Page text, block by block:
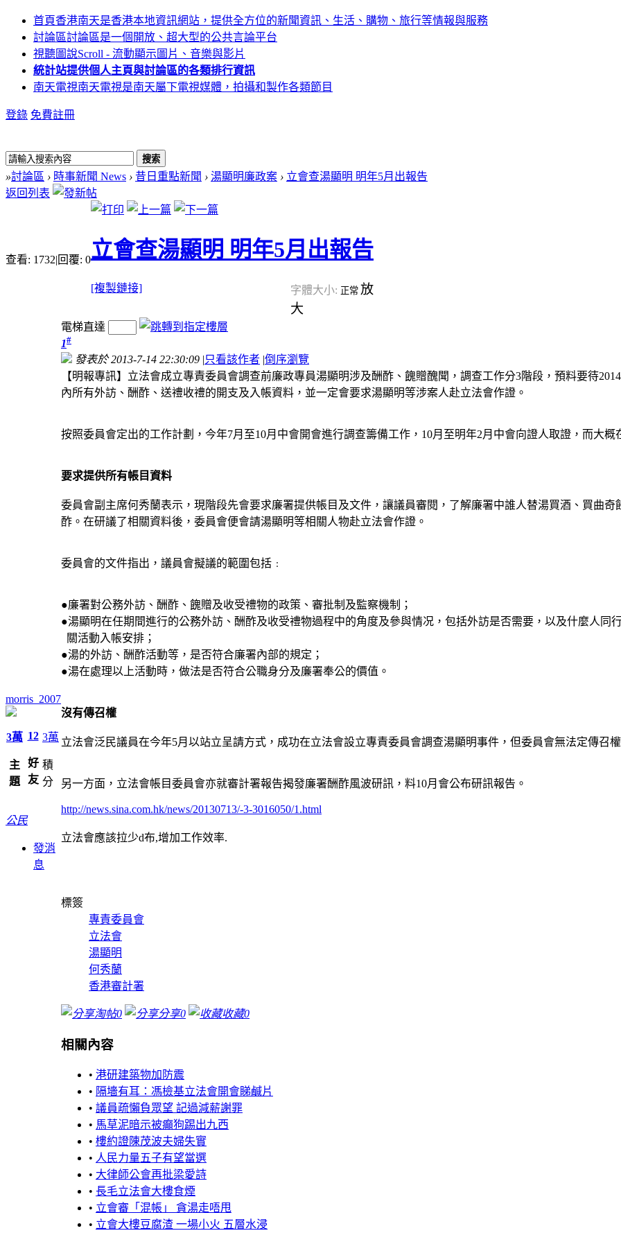
首頁香港南天是香港本地資訊網站，提供全方位的新聞資訊、生活、購物、旅行等情報與服務
討論區討論區是一個開放、超大型的公共言論平台
視聽圖說Scroll - 流動顯示圖片、音樂與影片
統計站提供個人主頁與討論區的各類排行資訊
南天電視南天電視是南天屬下電視媒體，拍攝和製作各類節目
登錄 免費註冊
搜索
»討論區 › 時事新聞 News › 昔日重點新聞 › 湯顯明廉政案 › 立會查湯顯明 明年5月出報告
返回列表
查看: 1732|回覆: 0立會查湯顯明 明年5月出報告
[複製鏈接] 字體大小: 正常 放
大
morris_2007
3萬
主
題
12
好
友
3萬
積
分
公民
發消
息
電梯直達
1#
發表於 2013-7-14 22:30:09 |只看該作者 |倒序瀏覽
【明報專訊】立法會成立專責委員會調查前廉政專員湯顯明涉及酬酢、餽贈醜聞，調查工作分3階段，預料要待
內所有外訪、酬酢、送禮收禮的開支及入帳資料，並一定會要求湯顯明等涉案人赴立法會作證。
按照委員會定出的工作計劃，今年7月至10月中會開會進行調查籌備工作，10月至明年2月中會向證人取證，而大概
要求提供所有帳目資料
委員會副主席何秀蘭表示，現階段先會要求廉署提供帳目及文件，讓議員審閱，了解廉署中誰人替湯買酒、買曲
酢。在研議了相關資料後，委員會便會請湯顯明等相關人物赴立法會作證。
委員會的文件指出，議員會擬議的範圍包括﹕
●廉署對公務外訪、酬酢、餽贈及收受禮物的政策、審批制及監察機制；
●湯顯明在任期間進行的公務外訪、酬酢及收受禮物過程中的角度及參與情况，包括外訪是否需要，以及什麼人同
關活動入帳安排；
●湯的外訪、酬酢活動等，是否符合廉署內部的規定；
●湯在處理以上活動時，做法是否符合公職身分及廉署奉公的價值。
沒有傳召權
立法會泛民議員在今年5月以站立呈請方式，成功在立法會設立專責委員會調查湯顯明事件，但委員會無法定傳召權
另一方面，立法會帳目委員會亦就審計署報告揭發廉署酬酢風波研訊，料10月會公布研訊報告。
http://news.sina.com.hk/news/20130713/-3-3016050/1.html
立法會應該拉少d布,增加工作效率.
標簽
專責委員會
立法會
湯顯明
何秀蘭
香港審計署
淘帖0 分享0 收藏0
相關內容
• 港研建築物加防震
• 隔墻有耳：馮檢基立法會開會睇鹹片
• 議員疏懶負眾望 記過減薪謝罪
• 馬草泥暗示被癲狗踢出九西
• 樓約證陳茂波夫婦失實
• 人民力量五子有望當選
• 大律師公會再批梁愛詩
• 長毛立法會大樓食煙
• 立會審「混帳」 貪湯走唔甩
• 立會大樓豆腐渣 一場小火 五層水浸